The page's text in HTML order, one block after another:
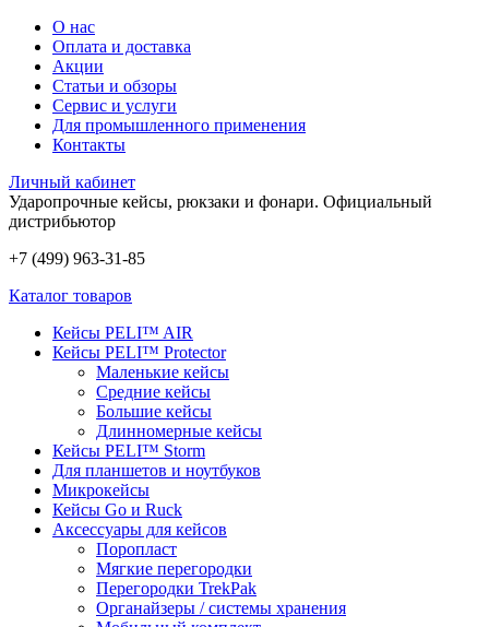
О нас
Оплата и доставка
Акции
Статьи и обзоры
Сервис и услуги
Для промышленного применения
Контакты
Личный кабинет
Ударопрочные кейсы, рюкзаки и фонари. Официальный
дистрибьютор
+7 (499) 963-31-85
Каталог товаров
Кейсы PELI™ AIR
Кейсы PELI™ Protector
Маленькие кейсы
Средние кейсы
Большие кейсы
Длинномерные кейсы
Кейсы PELI™ Storm
Для планшетов и ноутбуков
Микрокейсы
Кейсы Go и Ruck
Аксессуары для кейсов
Поропласт
Мягкие перегородки
Перегородки TrekPak
Органайзеры / системы хранения